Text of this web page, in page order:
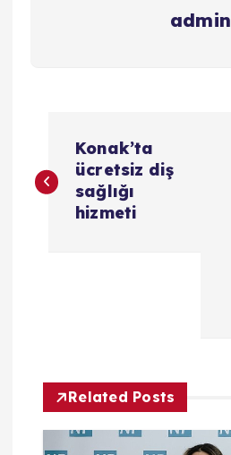
admin
a
z
Konak’ta
ücretsiz diş
sağlığı
hizmeti
Related Posts